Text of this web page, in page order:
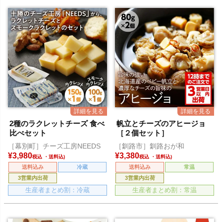
2種のラクレットチーズ 食べ
比べセット
［幕別町］チーズ工房NEEDS
¥3,980税込
送料込み
冷蔵
3営業内出荷
生産者まとめ割：冷蔵
帆立とチーズのアヒージョ
［２個セット］
［釧路市］釧路おが和
¥3,380税込
送料込み
常温
3営業内出荷
生産者まとめ割：常温